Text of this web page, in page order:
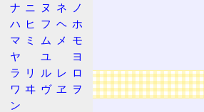
五戒
妄語
広告
ナ ニ ヌ ネ
ノ
ハ ヒ フ ヘ ホ
マ ミ ム メ
モ
ヤ
ユ
ヨ
ラ
リ ル レ ロ
ワ ヰ ヴ ヱ
ヲ
ン